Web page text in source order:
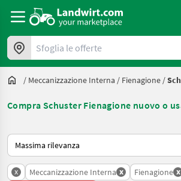
Sfoglia le offerte
/ Meccanizzazione Interna / Fienagione /
Compra Schuster Fienagione nuovo o
Ecco come viene ordinato su Landwirt.com
x Meccanizzazione Interna x Fienagione x